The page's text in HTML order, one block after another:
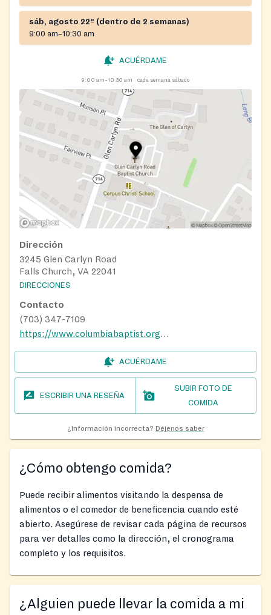
sáb, agosto 22º (dentro de 2 semanas)
9:00 am–10:30 am
ACUÉRDAME
9:00 am–10:30 am cada semana sábado
Dirección
3245 Glen Carlyn Road
Falls Church, VA 22041
DIRECCIONES
Contacto
(703) 347-7109
https://www.columbiabaptist.org/FoodPantry
ACUÉRDAME
ESCRIBIR UNA RESEÑA
SUBIR FOTO DE
COMIDA
¿Información incorrecta? Déjenos saber
¿Cómo obtengo comida?
Puede recibir alimentos visitando la despensa de
alimentos o el comedor de beneficencia cuando esté
abierto. Asegúrese de revisar cada página de recursos
para ver detalles como la dirección, el cronograma
completo y los requisitos.
¿Alguien puede llevar la comida a mi